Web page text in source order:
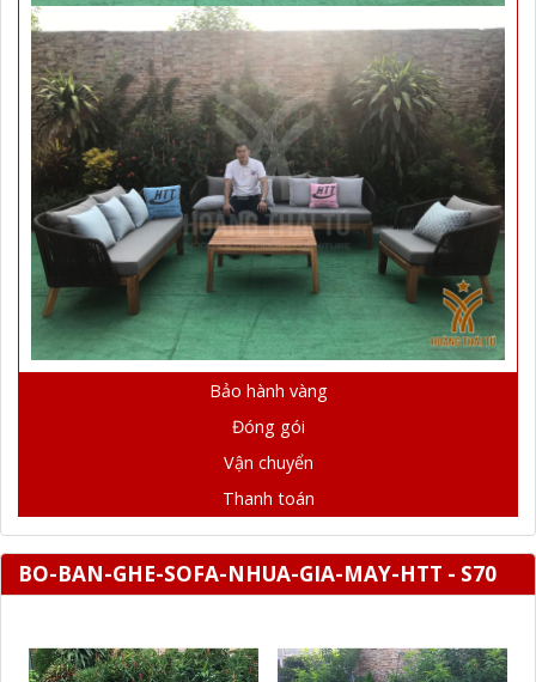
Bảo hành vàng
Đóng gói
Vận chuyển
Thanh toán
BO-BAN-GHE-SOFA-NHUA-GIA-MAY-HTT - S70